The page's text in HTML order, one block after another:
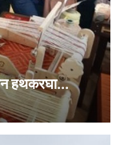
हथकरघा...